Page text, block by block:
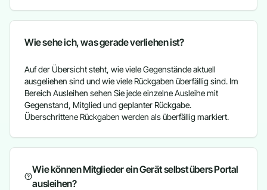
Wie sehe ich, was gerade verliehen ist?
Auf der Übersicht steht, wie viele Gegenstände aktuell
ausgeliehen sind und wie viele Rückgaben überfällig sind. Im
Bereich Ausleihen sehen Sie jede einzelne Ausleihe mit
Gegenstand, Mitglied und geplanter Rückgabe.
Überschrittene Rückgaben werden als überfällig markiert.
Wie können Mitglieder ein Gerät selbst übers Portal
ausleihen?